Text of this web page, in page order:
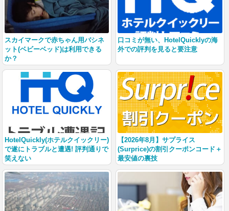
スカイマークで赤ちゃん用バシネ
ット(ベビーベッド)は利用できる
か？
口コミが無い、HotelQuicklyの海
外での評判を見ると要注意
HotelQuickly(ホテルクイックリー)
で遂にトラブルと遭遇! 評判通りで
笑えない
【2026年8月】サプライス
(Surprice)の割引クーポンコード＋
最安値の裏技